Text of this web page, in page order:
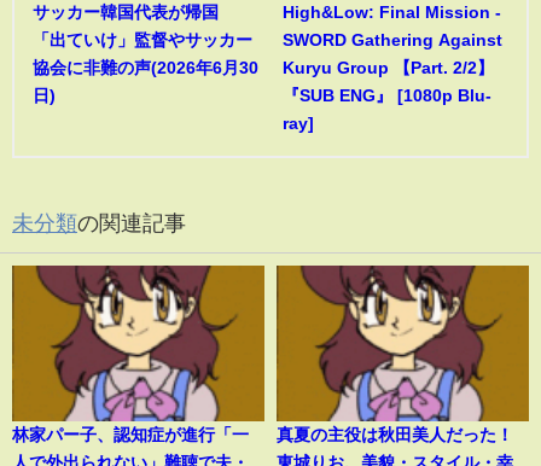
サッカー韓国代表が帰国
「出ていけ」監督やサッカー
協会に非難の声(2026年6月30
日)
High&Low: Final Mission -
SWORD Gathering Against
Kuryu Group 【Part. 2/2】
『SUB ENG』 [1080p Blu-
ray]
未分類の関連記事
林家パー子、認知症が進行「一
人で外出られない」難聴で夫・
真夏の主役は秋田美人だった！
東城りお、美貌・スタイル・幸